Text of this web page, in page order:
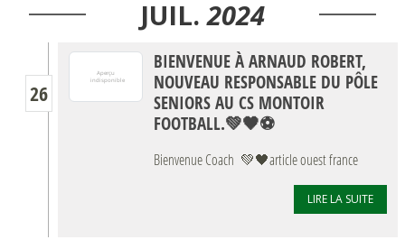
JUIL. 2024
26
BIENVENUE À ARNAUD ROBERT,
NOUVEAU RESPONSABLE DU PÔLE
SENIORS AU CS MONTOIR
FOOTBALL.💚🖤⚽️
Bienvenue Coach 💚🖤article ouest france
LIRE LA SUITE